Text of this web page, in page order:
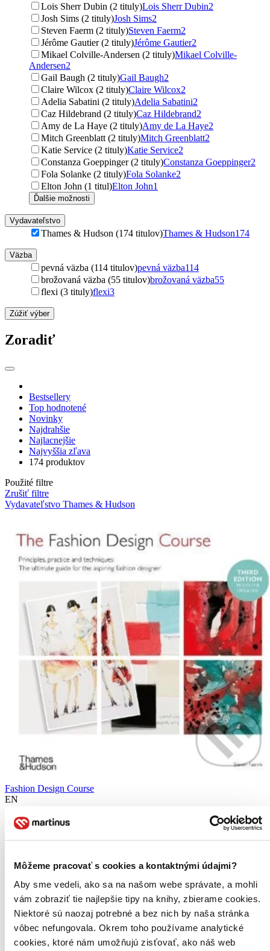
Môžeme pracovať s cookies a kontaktnými údajmi?
Aby sme vedeli, ako sa na našom webe správate, a mohli
vám zobraziť tie najlepšie tipy na knihy, zbierame cookies.
Niektoré sú naozaj potrebné a bez nich by naša stránka
vôbec nefungovala. Okrem toho používame analytické
cookies, ktoré nám umožňujú zisťovať, ako náš web
Lois Sherr Dubin (2 tituly)Lois Sherr Dubin2
Josh Sims (2 tituly)Josh Sims2
Steven Faerm (2 tituly)Steven Faerm2
Jérôme Gautier (2 tituly)Jérôme Gautier2
Mikael Colville-Andersen (2 tituly)Mikael Colville-
Andersen2
Gail Baugh (2 tituly)Gail Baugh2
Claire Wilcox (2 tituly)Claire Wilcox2
Adelia Sabatini (2 tituly)Adelia Sabatini2
Caz Hildebrand (2 tituly)Caz Hildebrand2
Amy de La Haye (2 tituly)Amy de La Haye2
Mitch Greenblatt (2 tituly)Mitch Greenblatt2
Katie Service (2 tituly)Katie Service2
Constanza Goeppinger (2 tituly)Constanza Goeppinger2
Fola Solanke (2 tituly)Fola Solanke2
Elton John (1 titul)Elton John1
Ďalšie možnosti
Vydavateľstvo
Thames & Hudson (174 titulov)Thames & Hudson174
Väzba
pevná väzba (114 titulov)pevná väzba114
brožovaná väzba (55 titulov)brožovaná väzba55
flexi (3 tituly)flexi3
Zúžiť výber
Zoradiť
Bestsellery
Top hodnotené
Novinky
Najdrahšie
Najlacnejšie
Najvyššia zľava
174 produktov
Použité filtre
Zrušiť filtre
Vydavateľstvo Thames & Hudson
Fashion Design Course
EN
Steven Faerm
A fully updated, third edition of this essential practical foundation
involves understanding a wide variety of core principles...
Kniha pevná väzba
19,89 €
Viac ako 30 dní
Tento produkt je na objednávku a jeho dodanie môže trvať aj
viac ako 30 dní. Urobíme však všetko pre to, aby sme vašu
objednávku odoslali čo najskôr a o jej ceste vás budeme včas
informovať.